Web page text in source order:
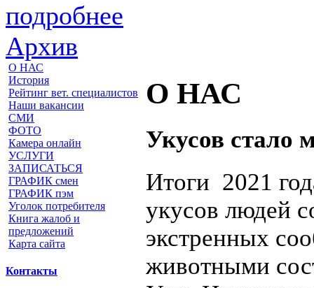
подробнее
Архив
О НАС
История
Рейтинг вет. специалистов
Наши вакансии
СМИ
ФОТО
Камера онлайн
УСЛУГИ
ЗАПИСАТЬСЯ
ГРАФИК смен
ГРАФИК пэм
Уголок потребителя
Книга жалоб и
предложений
Карта сайта
Контакты
О НАС
Укусов стало
Итоги 2021
укусов людей
экстренных
животными